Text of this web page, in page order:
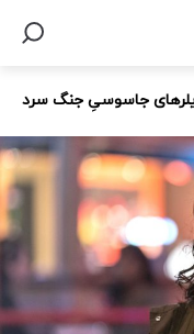
جاسوسیِ جنگ سرد